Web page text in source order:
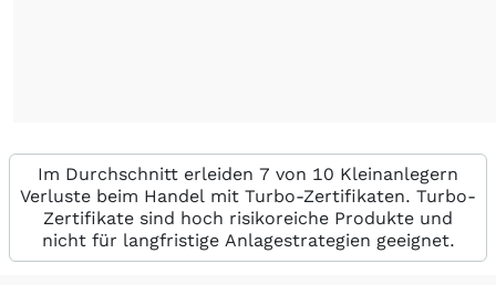
Im Durchschnitt erleiden 7 von 10 Kleinanlegern
Verluste beim Handel mit Turbo-Zertifikaten. Turbo-
Zertifikate sind hoch risikoreiche Produkte und
nicht für langfristige Anlagestrategien geeignet.